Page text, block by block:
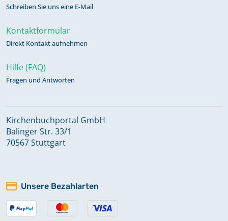
Schreiben Sie uns eine E-Mail
Kontaktformular
Direkt Kontakt aufnehmen
Hilfe (FAQ)
Fragen und Antworten
Kirchenbuchportal GmbH
Balinger Str. 33/1
70567 Stuttgart
Unsere Bezahlarten